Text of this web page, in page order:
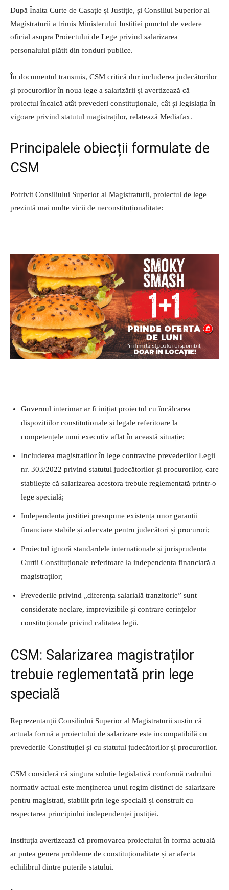
După Înalta Curte de Casație și Justiție, și Consiliul Superior al
Magistraturii a trimis Ministerului Justiției punctul de vedere
oficial asupra Proiectului de Lege privind salarizarea
personalului plătit din fonduri publice.
În documentul transmis, CSM critică dur includerea judecătorilor
și procurorilor în noua lege a salarizării și avertizează că
proiectul încalcă atât prevederi constituționale, cât și legislația în
vigoare privind statutul magistraților, relatează Mediafax.
Principalele obiecții formulate de
CSM
Potrivit Consiliului Superior al Magistraturii, proiectul de lege
prezintă mai multe vicii de neconstituționalitate:
Guvernul interimar ar fi inițiat proiectul cu încălcarea
dispozițiilor constituționale și legale referitoare la
competențele unui executiv aflat în această situație;
Includerea magistraților în lege contravine prevederilor Legii
nr. 303/2022 privind statutul judecătorilor și procurorilor, care
stabilește că salarizarea acestora trebuie reglementată printr-o
lege specială;
Independența justiției presupune existența unor garanții
financiare stabile și adecvate pentru judecători și procurori;
Proiectul ignoră standardele internaționale și jurisprudența
Curții Constituționale referitoare la independența financiară a
magistraților;
Prevederile privind „diferența salarială tranzitorie” sunt
considerate neclare, imprevizibile și contrare cerințelor
constituționale privind calitatea legii.
CSM: Salarizarea magistraților
trebuie reglementată prin lege
specială
Reprezentanții Consiliului Superior al Magistraturii susțin că
actuala formă a proiectului de salarizare este incompatibilă cu
prevederile Constituției și cu statutul judecătorilor și procurorilor.
CSM consideră că singura soluție legislativă conformă cadrului
normativ actual este menținerea unui regim distinct de salarizare
pentru magistrați, stabilit prin lege specială și construit cu
respectarea principiului independenței justiției.
Instituția avertizează că promovarea proiectului în forma actuală
ar putea genera probleme de constituționalitate și ar afecta
echilibrul dintre puterile statului.